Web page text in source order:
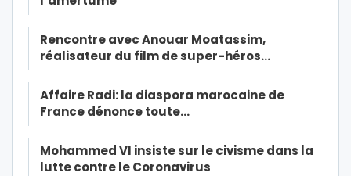
Rencontre avec Anouar Moatassim,
réalisateur du film de super-héros…
Affaire Radi: la diaspora marocaine de
France dénonce toute…
Mohammed VI insiste sur le civisme dans la
lutte contre le Coronavirus